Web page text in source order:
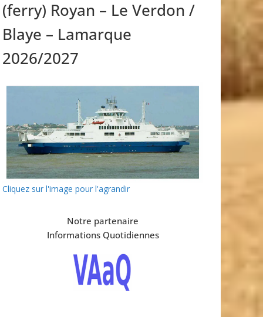
(ferry) Royan – Le Verdon /
Blaye – Lamarque
2026/2027
Cliquez sur l'image pour l'agrandir
Notre partenaire
Informations Quotidiennes